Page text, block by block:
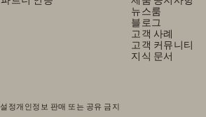
뉴스룸
블로그
고객 사례
고객 커뮤니티
지식 문서
정개인정보 판매 또는 공유 금지